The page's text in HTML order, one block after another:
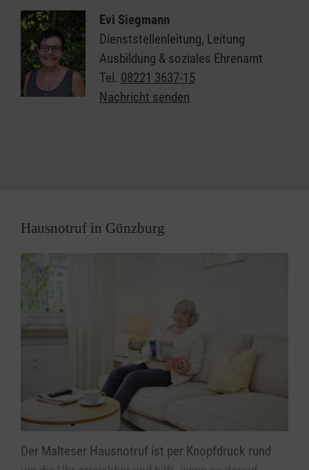
mit festgelegtem Inhalt. An Weihnachten bringen
ehrenamtliche Malteser-Helfer die Pakete zu
bedürftigen Familien in die Region Gaesti im Süden
Rumäniens.
Seit dem Jahr 1990 fuhren die Malteser in der
Lebensmittelpakete, 170 Paletten Kindernahrung
sowie warme Winterkleidung in unsere
Partnerregion Gaesti.
Damit unsere Malteser-Jugendlichen auch erleben,
wie Kinder in anderen, ärmeren Ländern leben,
begleitet seit dem Jahr 2013 jeweils eine Gruppe
Malteser-Jugendlicher aus der Diözese Augsburg
den Transport und hilft bei der Verteilung an
bedürftige Familien mit.
Nähere Informationen zu unserer „Glücksbringer“-
Evi Siegmann
Dienststellenleitung, Leitung
Ausbildung & soziales Ehrenamt
Tel. 08221 3637-15
Nachricht senden
Hausnotruf in Günzburg
Der Malteser Hausnotruf ist per Knopfdruck rund